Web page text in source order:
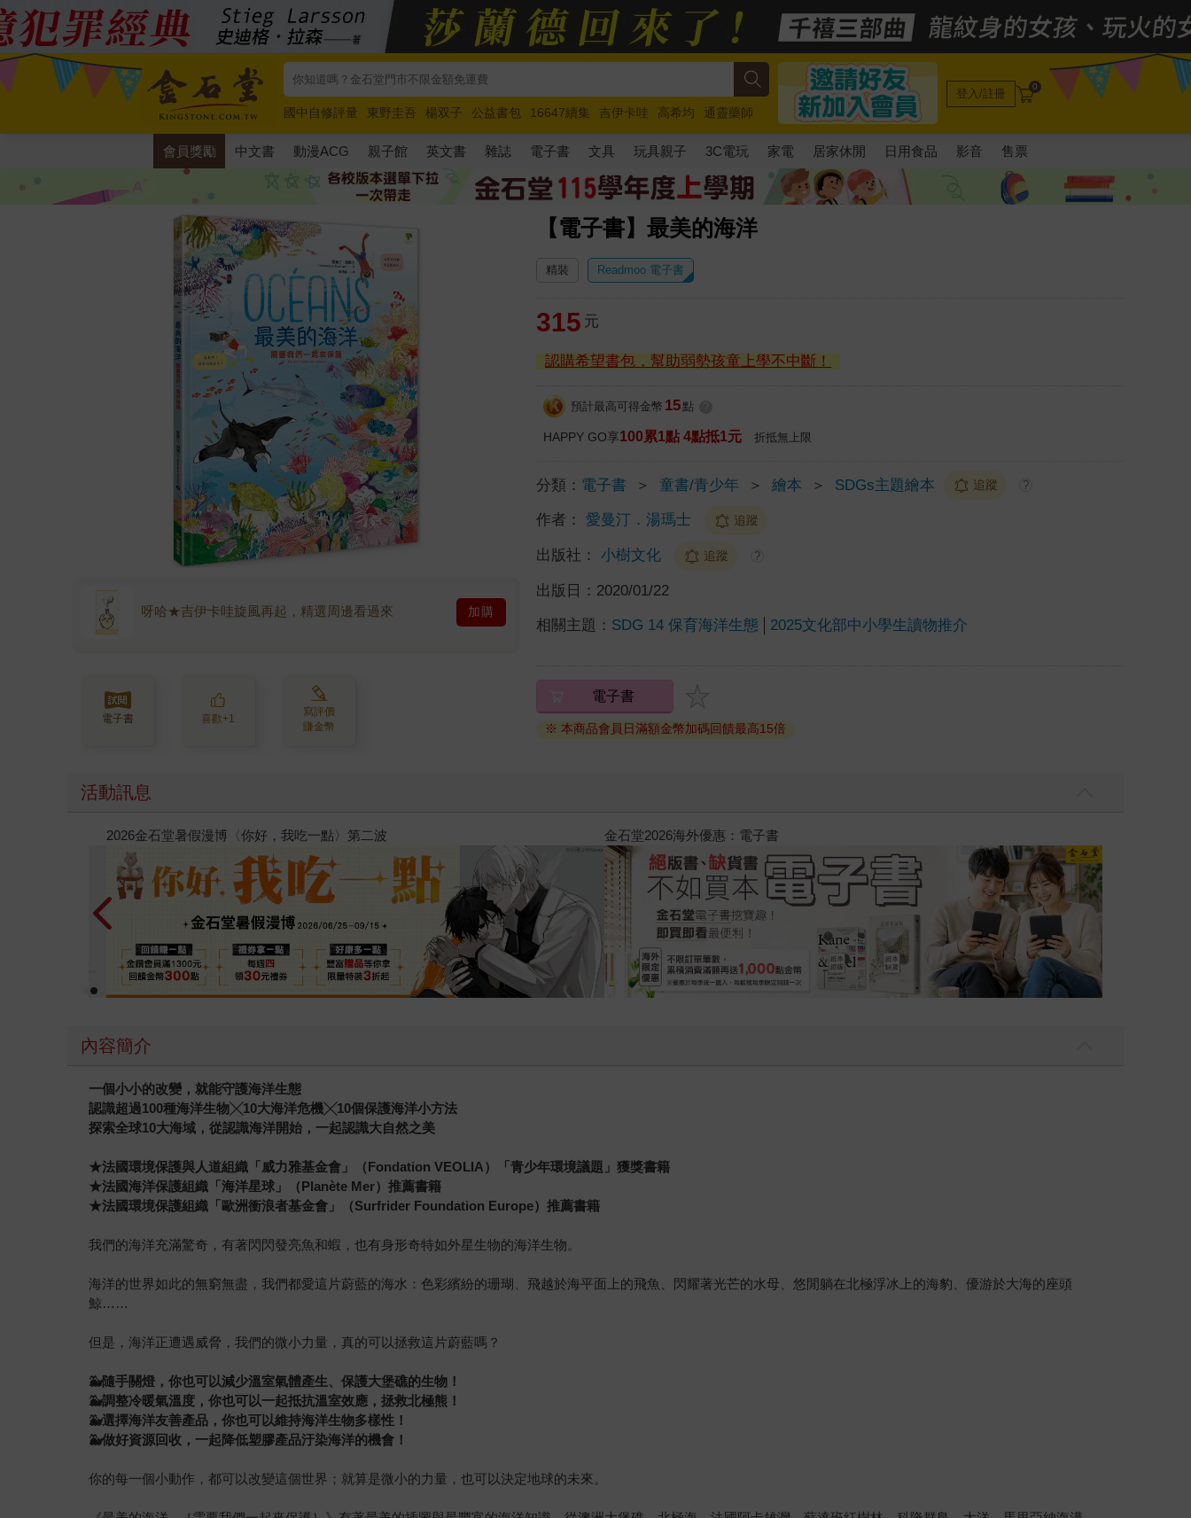
國中自修評量 東野圭吾 楊双子 公益書包 16647續集 吉伊卡哇 高希均
通靈藥師
唯紅花綻放
奧德賽 路邊攤新作 馬斯克 玩具總動員5 超慢跑
登入/註冊 0
會員獎勵 中文書 動漫ACG 親子館 英文書 雜誌 電子書 文具 玩具親子 3C電玩 家電 居家休閒 日用食品 影音 售票
【電子書】最美的海洋
呀哈★吉伊卡哇旋風再起，精選周邊看過來 加購
電子書 喜歡+1
寫評價
賺金幣
精裝 Readmoo 電子書
315 元
認購希望書包，幫助弱勢孩童上學不中斷！
預計最高可得金幣 15 點
HAPPY GO享100累1點 4點抵1元 折抵無上限
分類： 電子書 ＞ 童書/青少年 ＞ 繪本 ＞ SDGs主題繪本 追蹤 ?
作者： 愛曼汀．湯瑪士 追蹤
出版社： 小樹文化 追蹤 ?
出版日： 2020/01/22
相關主題： SDG 14 保育海洋生態 2025文化部中小學生讀物推介
電子書
※ 本商品會員日滿額金幣加碼回饋最高15倍
活動訊息
春光ｘ奇幻基地｜全書系展 2026金石堂暑假漫博〈你好，我吃一點〉第二波
內容簡介
一個小小的改變，就能守護海洋生態
認識超過100種海洋生物╳10大海洋危機╳10個保護海洋小方法
探索全球10大海域，從認識海洋開始，一起認識大自然之美
★法國環境保護與人道組織「威力雅基金會」（Fondation VEOLIA）「青少年環境議題」獲獎書籍
★法國海洋保護組織「海洋星球」（Planète Mer）推薦書籍
★法國環境保護組織「歐洲衝浪者基金會」（Surfrider Foundation Europe）推薦書籍
我們的海洋充滿驚奇，有著閃閃發亮魚和蝦，也有身形奇特如外星生物的海洋生物。
海洋的世界如此的無窮無盡，我們都愛這片蔚藍的海水：色彩繽紛的珊瑚、飛越於海平面上的飛魚、閃耀著光芒的水母、悠閒躺在北極浮冰上的海豹、優游於大海的座頭
鯨……
但是，海洋正遭遇威脅，我們的微小力量，真的可以拯救這片蔚藍嗎？
🐳隨手關燈，你也可以減少溫室氣體產生、保護大堡礁的生物！
🐳調整冷暖氣溫度，你也可以一起抵抗溫室效應，拯救北極熊！
🐳選擇海洋友善產品，你也可以維持海洋生物多樣性！
🐳做好資源回收，一起降低塑膠產品汙染海洋的機會！
你的每一個小動作，都可以改變這個世界；就算是微小的力量，也可以決定地球的未來。